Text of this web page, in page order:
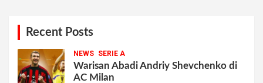
Recent Posts
NEWS SERIE A
Warisan Abadi Andriy Shevchenko di
AC Milan